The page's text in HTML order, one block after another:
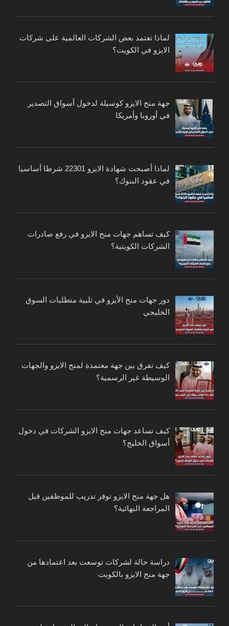
لماذا تعتمد بعض الشركات العالمية على شركات
الايزو في الكويت؟
جهة منح الايزو كوسيلة لدخول أسواق التصدير
في أوروبا وأمريكا
لماذا أصبحت شهادة الايزو 22301 شرطا أساسيا
في عقود البنوك؟
كيف تساهم جهات منح الايزو في رفع صادرات
الشركات الكويتية؟
دور جهات منح الأيزو في تلبية متطلبات السوق
الخليجي
كيف تفرق بين جهة معتمدة لمنح الايزو والجهات
الوسيطة غير الرسمية؟
كيف تساعد جهات منح الايزو الشركات في دخول
أسواق الخليج؟
هل جهة منح الايزو توفر تدريب للموظفين قبل
المراجعة النهائية؟
دراسة حالة لشركات توسعت بعد اعتمادها من
جهة منح الايزو بالكويت